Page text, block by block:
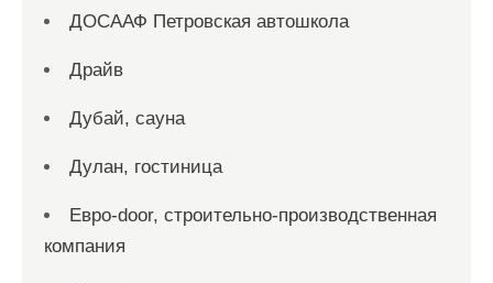
ДОСААФ Петровская автошкола
Драйв
Дубай, сауна
Дулан, гостиница
Евро-door, строительно-производственная
компания